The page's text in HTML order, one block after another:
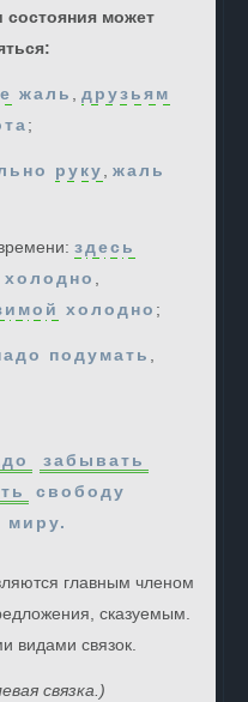
состояния может
жаль ,друзьям
;
руку ,жаль
времени:здесь
холодно
холодно ;
подумать
забывать
свободу
миру.
главным членом
сказуемым.
видами связок.
связка.)